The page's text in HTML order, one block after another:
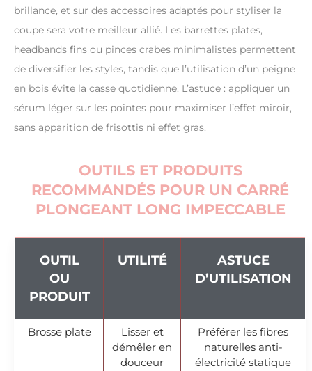
brillance, et sur des accessoires adaptés pour styliser la
coupe sera votre meilleur allié. Les barrettes plates,
headbands fins ou pinces crabes minimalistes permettent
de diversifier les styles, tandis que l’utilisation d’un peigne
en bois évite la casse quotidienne. L’astuce : appliquer un
sérum léger sur les pointes pour maximiser l’effet miroir,
sans apparition de frisottis ni effet gras.
OUTILS ET PRODUITS
RECOMMANDÉS POUR UN CARRÉ
PLONGEANT LONG IMPECCABLE
OUTIL
OU
PRODUIT
UTILITÉ
ASTUCE
D’UTILISATION
Brosse plate
Lisser et
démêler en
douceur
Préférer les fibres
naturelles anti-
électricité statique